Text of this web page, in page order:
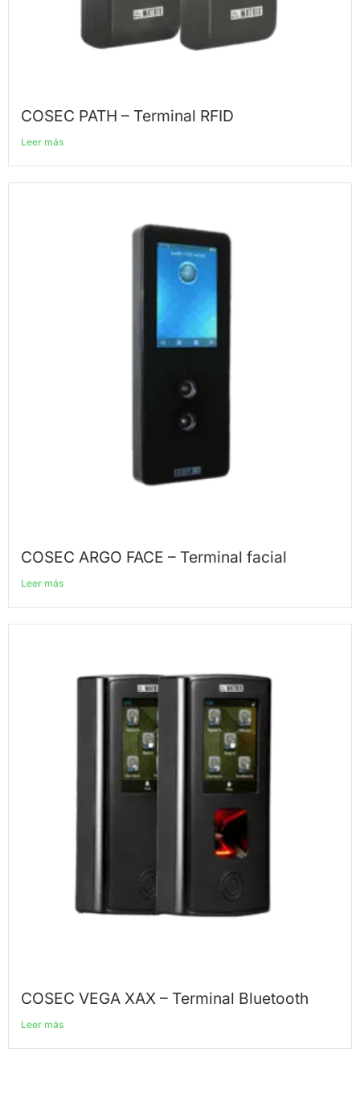
COSEC PATH – Terminal RFID
Leer más
COSEC ARGO FACE – Terminal facial
Leer más
COSEC VEGA XAX – Terminal Bluetooth
Leer más